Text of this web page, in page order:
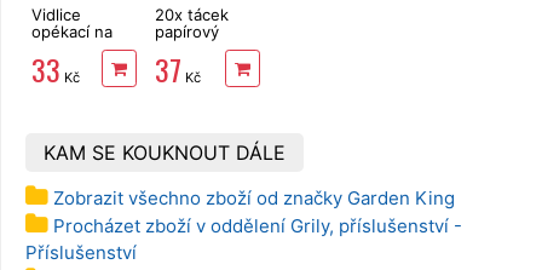
Vidlice
opékací na
vuřty 100cm
33 Kč
20x tácek
papírový
16x23cm, č5
37 Kč
KAM SE KOUKNOUT DÁLE
Zobrazit všechno zboží od značky Garden King
Procházet zboží v oddělení Grily, příslušenství -
Příslušenství